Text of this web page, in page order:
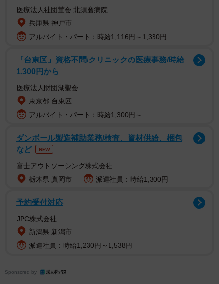
ならぬ、お面の数々。シリアルキラーの仕業みたいになっ
たロッカーの様子に、金カムファンから驚きの声が寄せら
れました。
「ホルマリン漬け……？？？」
「江渡貝宅」
「鶴見中尉がいっぱい...！！！」
「入ってる特典が刺青人皮（真贋ランダム）じゃなくてよ
かった」
猟奇事件！？→入場特典の「お面」でした
類さんにお話を伺ったところ、ロッカーのなかからうっす
ら見えていたのは、「ゴールデンカムイ展」の特定日に入
場するともらえる特典で、人気キャラクターの「鶴見中
尉」こと鶴見篤四郎と、鶴見中尉を慕う「鯉登少尉」こと
「金カム」の愛称でも知られる漫画『ゴールデンカムイ』
は、明治末期の北海道・樺太を舞台にした、漫画家、野田
映画も大ヒットした人気作品で、作中には常識を逸脱した
医療法人社団菫会 北須磨病院
兵庫県 神戸市
アルバイト・パート：時給1,116円～1,330円
「台東区」資格不問/クリニックの医療事務/時給
1,300円から
医療法人財団湖聖会
東京都 台東区
アルバイト・パート：時給1,300円～
ダンボール製造補助業務/検査、資材供給、梱包
など
NEW
富士アウトソーシング株式会社
栃木県 真岡市
派遣社員：時給1,300円
予約受付対応
JPC株式会社
新潟県 新潟市
派遣社員：時給1,230円～1,538円
Sponsored by